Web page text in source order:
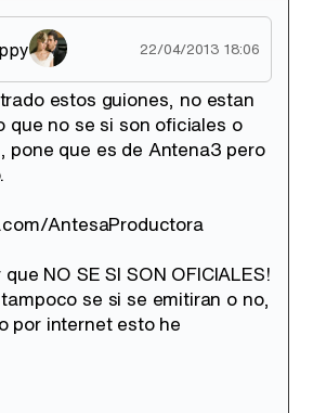
Tráiler en catalán de 'Ravalear', la nueva serie de HBO Max sobre los fondos buitre
22/04/2013 18:06
estos guiones, no estan
que no se si son oficiales o
pone que es de Antena3 pero
AntesaProductora
NO SE SI SON OFICIALES!
se si se emitiran o no,
por internet esto he